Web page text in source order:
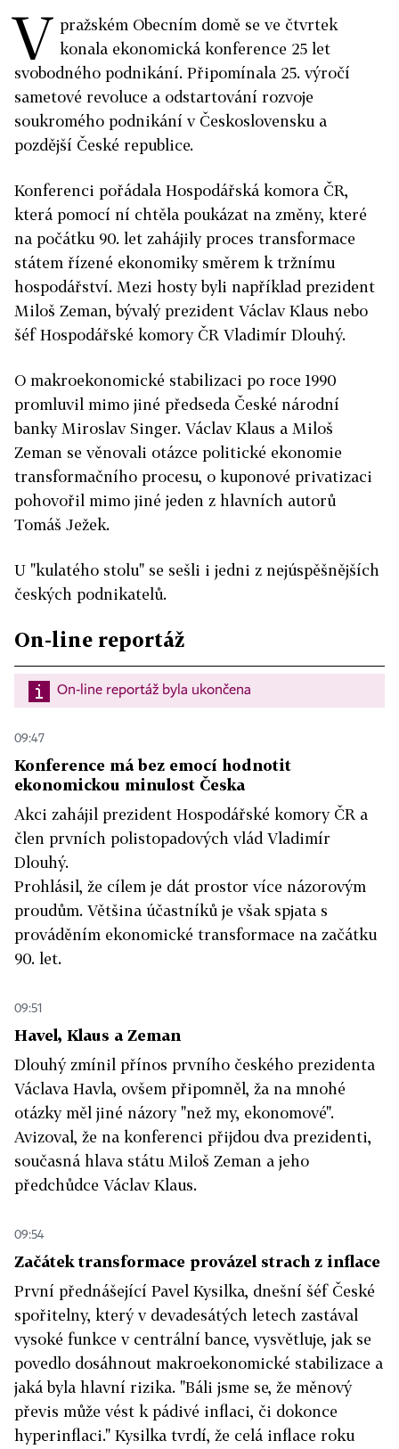
V pražském Obecním domě se ve čtvrtek
konala ekonomická konference 25 let
svobodného podnikání. Připomínala 25. výročí
sametové revoluce a odstartování rozvoje
soukromého podnikání v Československu a
pozdější České republice.
Konferenci pořádala Hospodářská komora ČR,
která pomocí ní chtěla poukázat na změny, které
na počátku 90. let zahájily proces transformace
státem řízené ekonomiky směrem k tržnímu
hospodářství. Mezi hosty byli například prezident
Miloš Zeman, bývalý prezident Václav Klaus nebo
šéf Hospodářské komory ČR Vladimír Dlouhý.
O makroekonomické stabilizaci po roce 1990
promluvil mimo jiné předseda České národní
banky Miroslav Singer. Václav Klaus a Miloš
Zeman se věnovali otázce politické ekonomie
transformačního procesu, o kuponové privatizaci
pohovořil mimo jiné jeden z hlavních autorů
Tomáš Ježek.
U "kulatého stolu" se sešli i jedni z nejúspěšnějších
českých podnikatelů.
On-line reportáž
On-line reportáž byla ukončena
09:47
Konference má bez emocí hodnotit
ekonomickou minulost Česka
Akci zahájil prezident Hospodářské komory ČR a
člen prvních polistopadových vlád Vladimír
Dlouhý.
Prohlásil, že cílem je dát prostor více názorovým
proudům. Většina účastníků je však spjata s
prováděním ekonomické transformace na začátku
90. let.
09:51
Havel, Klaus a Zeman
Dlouhý zmínil přínos prvního českého prezidenta
Václava Havla, ovšem připomněl, ža na mnohé
otázky měl jiné názory "než my, ekonomové".
Avizoval, že na konferenci přijdou dva prezidenti,
současná hlava státu Miloš Zeman a jeho
předchůdce Václav Klaus.
09:54
Začátek transformace provázel strach z inflace
První přednášející Pavel Kysilka, dnešní šéf České
spořitelny, který v devadesátých letech zastával
vysoké funkce v centrální bance, vysvětluje, jak se
povedlo dosáhnout makroekonomické stabilizace a
jaká byla hlavní rizika. "Báli jsme se, že měnový
převis může vést k pádivé inflaci, či dokonce
hyperinflaci." Kysilka tvrdí, že celá inflace roku